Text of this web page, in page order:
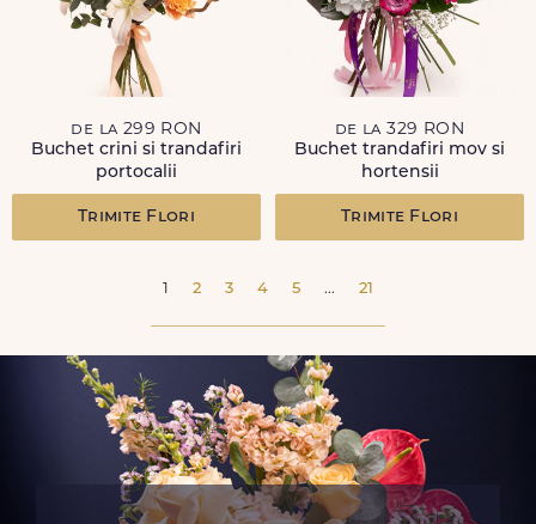
de la 299 RON
Buchet crini si trandafiri
portocalii
Trimite Flori
de la 329 RON
Buchet trandafiri mov si
hortensii
Trimite Flori
1 2 3 4 5 ... 21